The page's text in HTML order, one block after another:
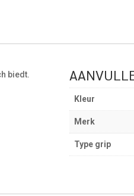
biedt.
Kleur
Merk
Type grip